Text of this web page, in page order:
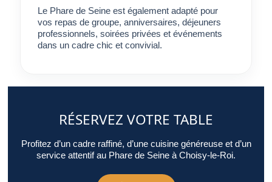
Le Phare de Seine est également adapté pour
vos repas de groupe, anniversaires, déjeuners
professionnels, soirées privées et événements
dans un cadre chic et convivial.
RÉSERVEZ VOTRE TABLE
Profitez d’un cadre raffiné, d’une cuisine généreuse et d’un
service attentif au Phare de Seine à Choisy-le-Roi.